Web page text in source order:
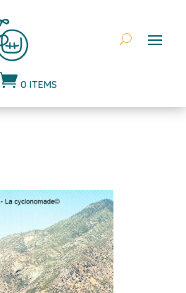
 0 ITEMS